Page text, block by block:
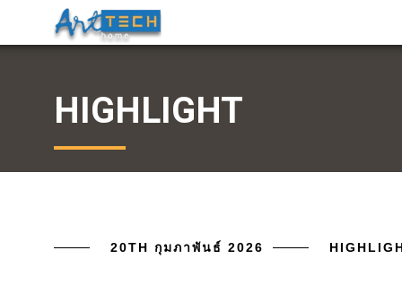
HIGHLIGHT
20TH กุมภาพันธ์ 2026